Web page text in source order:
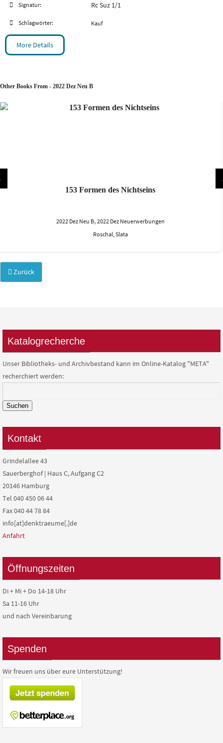
Signatur: Rc Suz 1/1
Schlagwörter: Kauf
More Details
Other Books From - 2022 Dez Neu B
153 Formen des Nichtseins
2022 Dez Neu B, 2022 Dez Neuerwerbungen
Roschal, Slata
Zurück
Katalogrecherche
Unser Bibliotheks- und Archivbestand kann im Online-Katalog "META"
recherchiert werden:
Suchen
Kontakt
Grindelallee 43
Sauerberghof | Haus C, Aufgang C2
20146 Hamburg
Tel 040 450 06 44
Fax 040 44 78 84
info[at]denktraeume[.]de
Anfahrt
Öffnungszeiten
Di + Mi + Do 14-18 Uhr
Sa 11-16 Uhr
und nach Vereinbarung
Spenden
Wir freuen uns über eure Unterstützung!